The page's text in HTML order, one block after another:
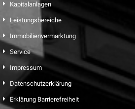
Kapitalanlagen
Leistungsbereiche
Immobilienvermarktung
Service
Impressum
Datenschutzerklärung
Erklärung Barrierefreiheit